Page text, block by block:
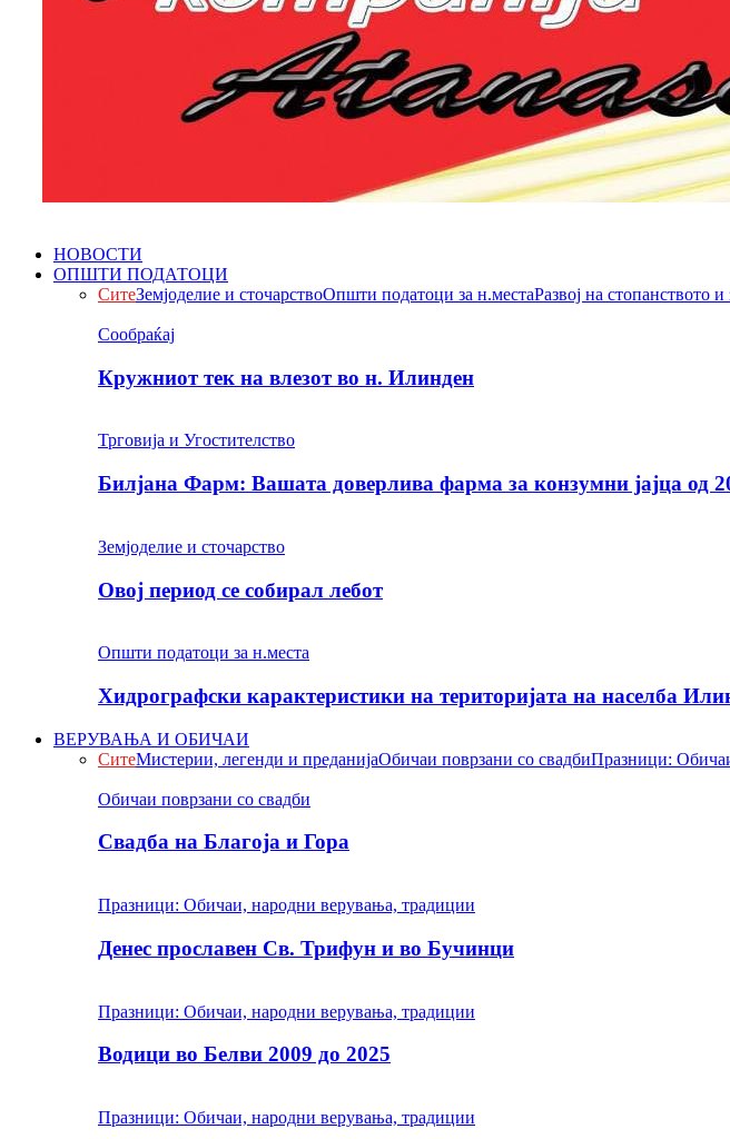
НОВОСТИ
ОПШТИ ПОДАТОЦИ
СитеЗемјоделие и сточарствоОпшти податоци за н.местаРазвој на стопанството и
Сообраќај
Кружниот тек на влезот во н. Илинден
Трговија и Угостителство
Билјана Фарм: Вашата доверлива фарма за конзумни јајца од
Земјоделие и сточарство
Овој период се собирал лебот
Општи податоци за н.места
Хидрографски карактеристики на територијата на населба
ВЕРУВАЊА И ОБИЧАИ
СитеМистерии, легенди и преданијаОбичаи поврзани со свадбиПразници:
Обичаи поврзани со свадби
Свадба на Благоја и Гора
Празници: Обичаи, народни верувања, традиции
Денес прославен Св. Трифун и во Бучинци
Празници: Обичаи, народни верувања, традиции
Водици во Белви 2009 до 2025
Празници: Обичаи, народни верувања, традиции